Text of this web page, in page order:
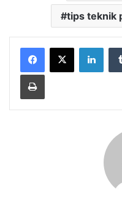
tips teknik
Print